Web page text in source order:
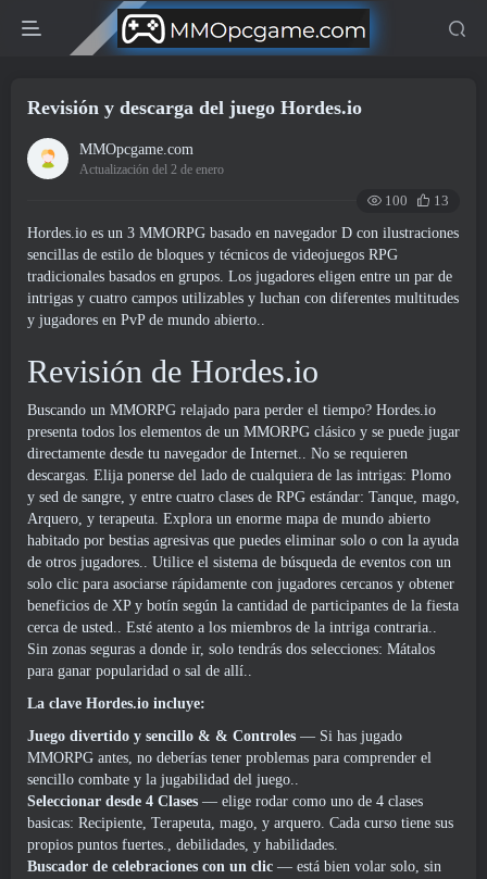
Revisión y descarga del juego Hordes.io
MMOpcgame.com
Actualización del 2 de enero
100
13
Hordes.io es un 3 MMORPG basado en navegador D con ilustraciones
sencillas de estilo de bloques y técnicos de videojuegos RPG
tradicionales basados ​​en grupos. Los jugadores eligen entre un par de
intrigas y cuatro campos utilizables y luchan con diferentes multitudes
y jugadores en PvP de mundo abierto..
Revisión de Hordes.io
Buscando un MMORPG relajado para perder el tiempo? Hordes.io
presenta todos los elementos de un MMORPG clásico y se puede jugar
directamente desde tu navegador de Internet.. No se requieren
descargas. Elija ponerse del lado de cualquiera de las intrigas: Plomo
y sed de sangre, y entre cuatro clases de RPG estándar: Tanque, mago,
Arquero, y terapeuta. Explora un enorme mapa de mundo abierto
habitado por bestias agresivas que puedes eliminar solo o con la ayuda
de otros jugadores.. Utilice el sistema de búsqueda de eventos con un
solo clic para asociarse rápidamente con jugadores cercanos y obtener
beneficios de XP y botín según la cantidad de participantes de la fiesta
cerca de usted.. Esté atento a los miembros de la intriga contraria..
Sin zonas seguras a donde ir, solo tendrás dos selecciones: Mátalos
para ganar popularidad o sal de allí..
La clave Hordes.io incluye:
Juego divertido y sencillo & & Controles — Si has jugado
MMORPG antes, no deberías tener problemas para comprender el
sencillo combate y la jugabilidad del juego..
Seleccionar desde 4 Clases — elige rodar como uno de 4 clases
basicas: Recipiente, Terapeuta, mago, y arquero. Cada curso tiene sus
propios puntos fuertes., debilidades, y habilidades.
Buscador de celebraciones con un clic — está bien volar solo, sin